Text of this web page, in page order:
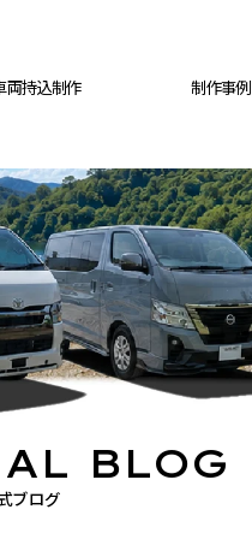
両持込制作 制作事例
ブログ
BLOG